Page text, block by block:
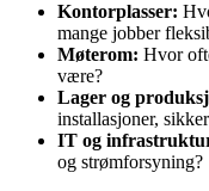
Kontorplasser:
mange jobber
Møterom: Hvor
være?
Lager og
installasjoner,
IT og
og strømforsyning?